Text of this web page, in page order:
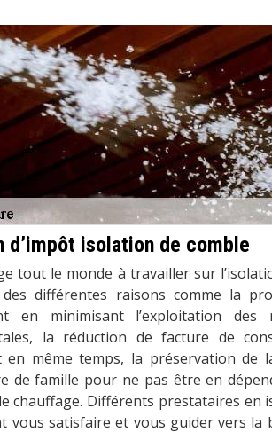
d’impôt isolation de comble
tout le monde à travailler sur
différentes raisons comme la
en minimisant l’exploitation des
la réduction de facture de
en même temps, la préservation de
de famille pour ne pas être en
chauffage. Différents prestataires en
vous satisfaire et vous guider vers la